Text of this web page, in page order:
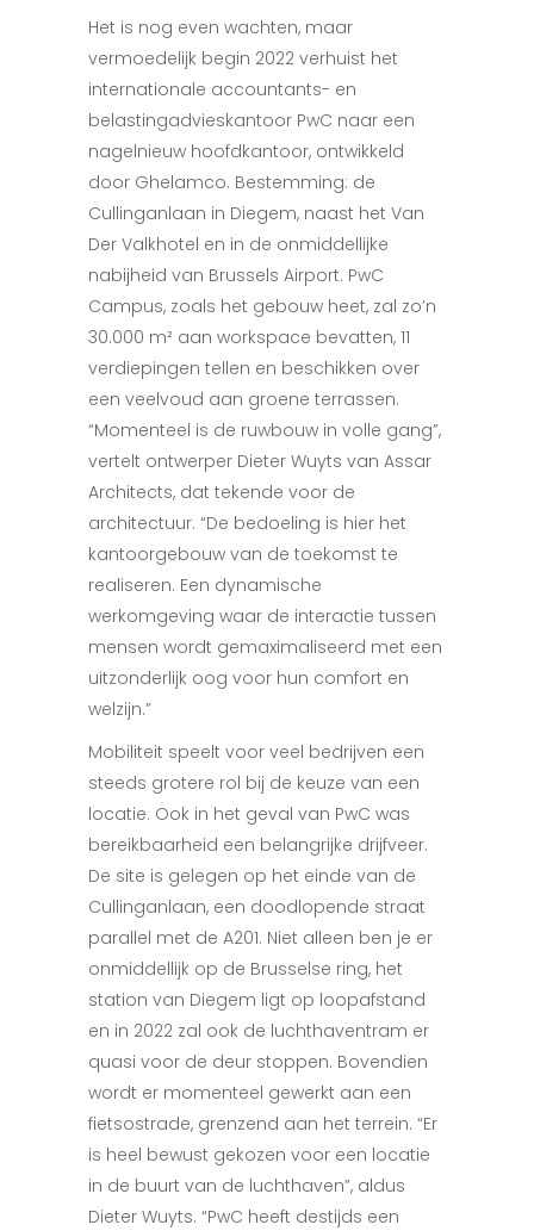
Het is nog even wachten, maar
vermoedelijk begin 2022 verhuist het
internationale accountants- en
belastingadvieskantoor PwC naar een
nagelnieuw hoofdkantoor, ontwikkeld
door Ghelamco. Bestemming: de
Cullinganlaan in Diegem, naast het Van
Der Valkhotel en in de onmiddellijke
nabijheid van Brussels Airport. PwC
Campus, zoals het gebouw heet, zal zo’n
30.000 m² aan workspace bevatten, 11
verdiepingen tellen en beschikken over
een veelvoud aan groene terrassen.
“Momenteel is de ruwbouw in volle gang”,
vertelt ontwerper Dieter Wuyts van Assar
Architects, dat tekende voor de
architectuur. “De bedoeling is hier het
kantoorgebouw van de toekomst te
realiseren. Een dynamische
werkomgeving waar de interactie tussen
mensen wordt gemaximaliseerd met een
uitzonderlijk oog voor hun comfort en
welzijn.”
Mobiliteit speelt voor veel bedrijven een
steeds grotere rol bij de keuze van een
locatie. Ook in het geval van PwC was
bereikbaarheid een belangrijke drijfveer.
De site is gelegen op het einde van de
Cullinganlaan, een doodlopende straat
parallel met de A201. Niet alleen ben je er
onmiddellijk op de Brusselse ring, het
station van Diegem ligt op loopafstand
en in 2022 zal ook de luchthaventram er
quasi voor de deur stoppen. Bovendien
wordt er momenteel gewerkt aan een
fietsostrade, grenzend aan het terrein. “Er
is heel bewust gekozen voor een locatie
in de buurt van de luchthaven”, aldus
Dieter Wuyts. “PwC heeft destijds een